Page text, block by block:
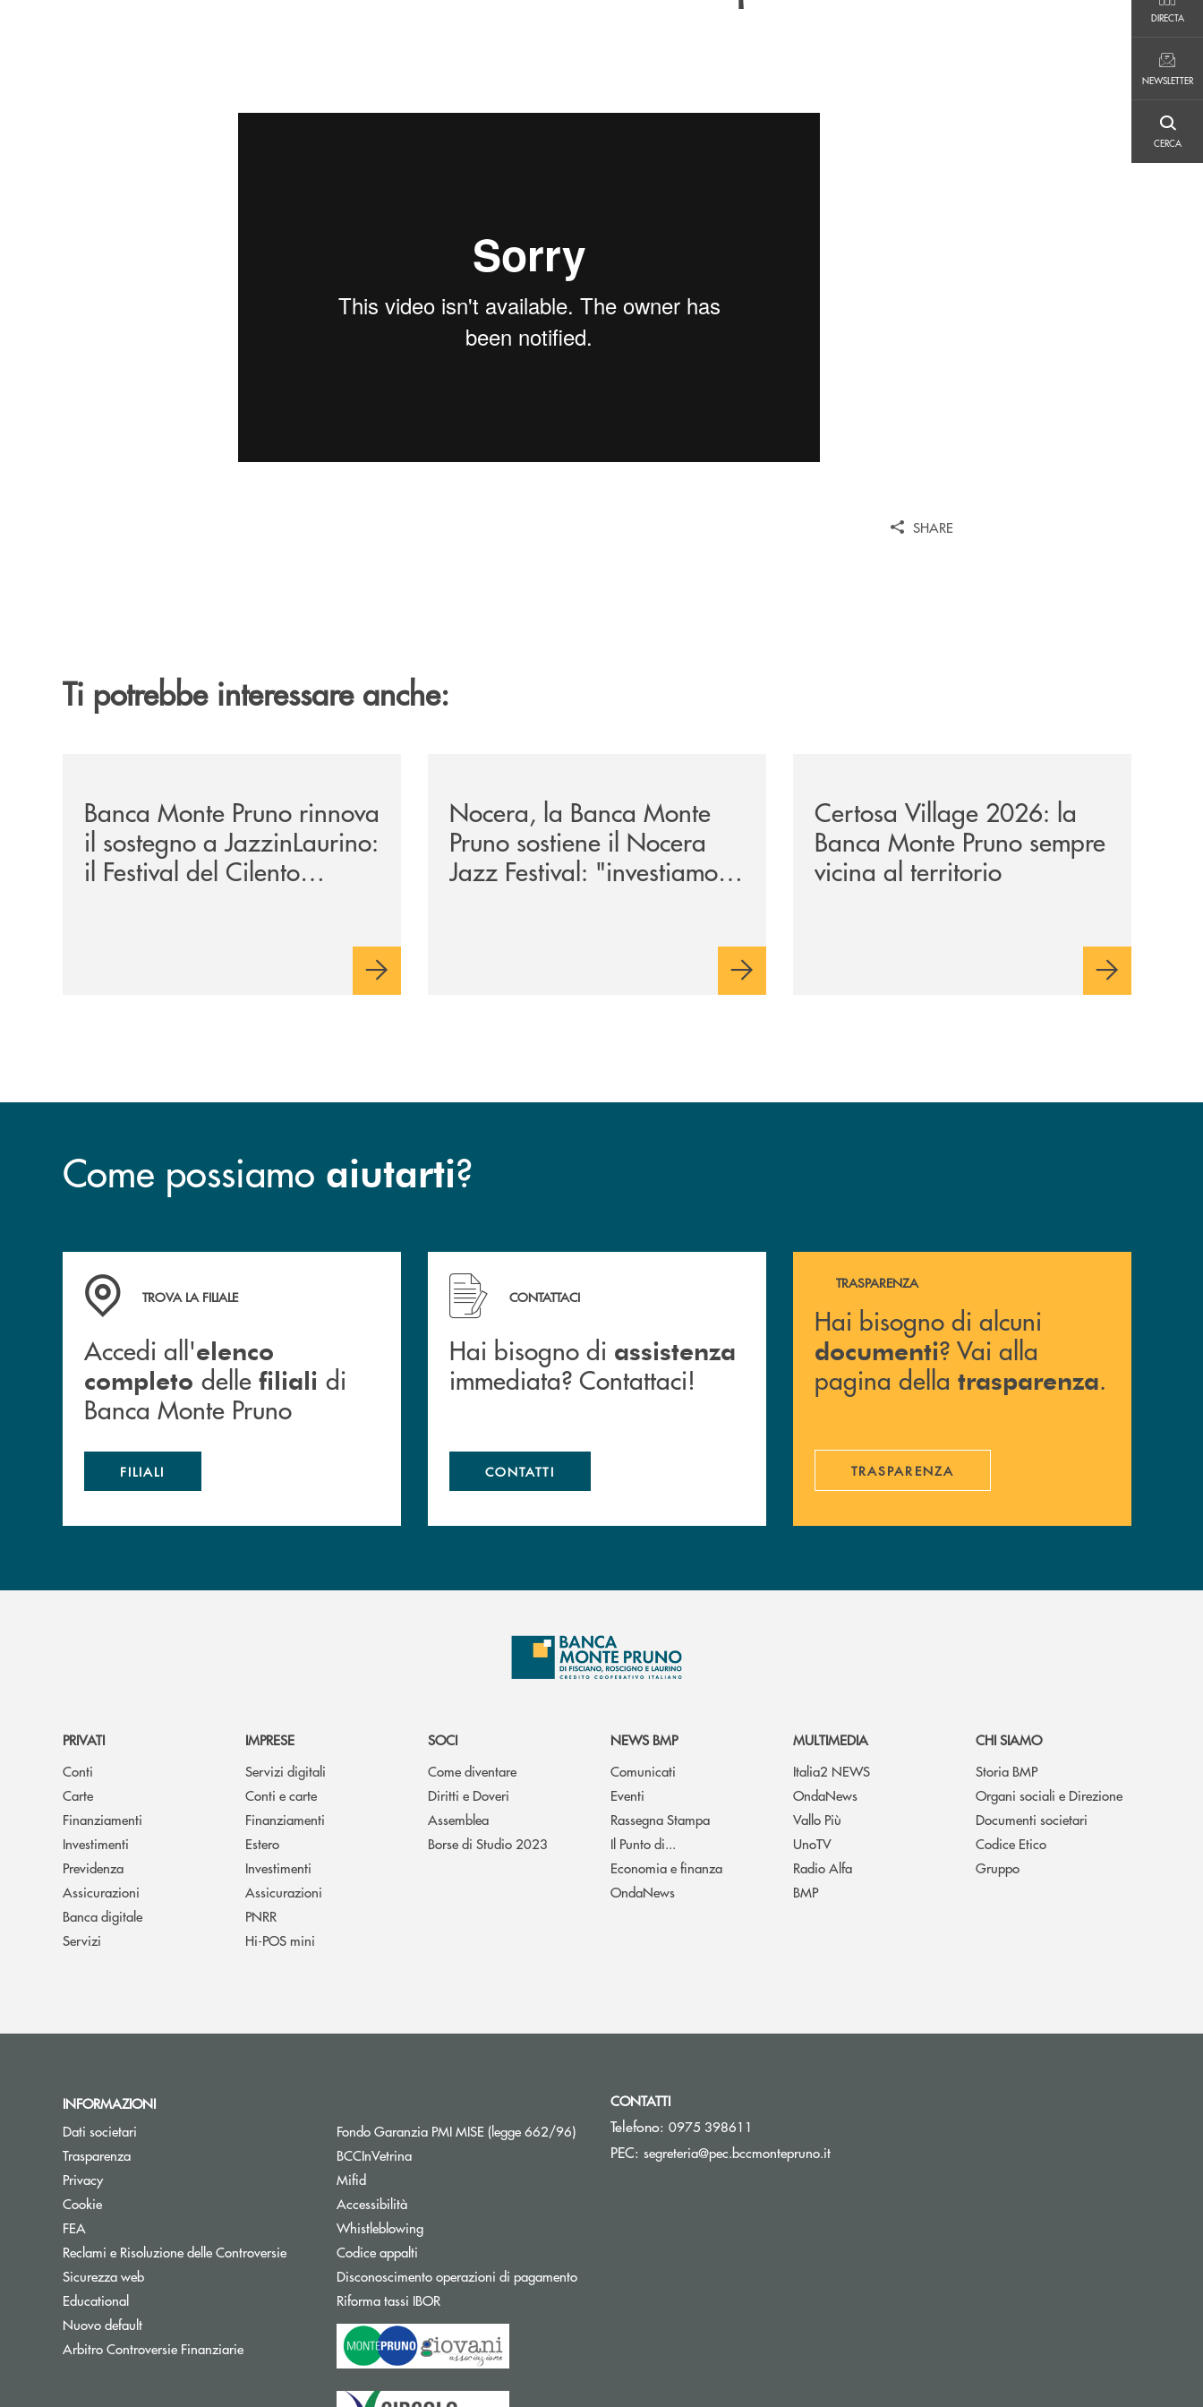
DIRECTA
NEWSLETTER
CERCA
SHARE
Ti potrebbe interessare anche:
Banca Monte Pruno rinnova
il sostegno a JazzinLaurino:
il Festival del Cilento
Nocera, la Banca Monte
Pruno sostiene il Nocera
Jazz Festival: "investiamo
Certosa Village 2026: la
Banca Monte Pruno sempre
vicina al territorio
Come possiamo aiutarti?
Accedi all' elenco completo&nbsp; delle&nbsp; filiali&nbsp; di Banca Monte Pruno
TROVA LA FILIALE
Accedi all'elenco
completo delle filiali di
Banca Monte Pruno
FILIALI
Hai bisogno di assistenza immediata? Contattaci!
CONTATTACI
Hai bisogno di assistenza
immediata? Contattaci!
CONTATTI
Hai bisogno di alcuni documenti ? Vai alla pagina della
TRASPARENZA
Hai bisogno di alcuni
documenti? Vai alla
pagina della trasparenza.
TRASPARENZA
PRIVATI
Conti
Carte
Finanziamenti
Investimenti
Previdenza
Assicurazioni
Banca digitale
Servizi
IMPRESE
Servizi digitali
Conti e carte
Finanziamenti
Estero
Investimenti
Assicurazioni
PNRR
Hi-POS mini
SOCI
Come diventare
Diritti e Doveri
Assemblea
Borse di Studio 2023
NEWS BMP
Comunicati
Eventi
Rassegna Stampa
Il Punto di...
Economia e finanza
OndaNews
MULTIMEDIA
Italia2 NEWS
OndaNews
Vallo Più
UnoTV
Radio Alfa
BMP
CHI SIAMO
Storia BMP
Organi sociali e Direzione
Documenti societari
Codice Etico
Gruppo
INFORMAZIONI
Dati societari
Trasparenza
Privacy
Cookie
FEA
Reclami e Risoluzione delle Controversie
Sicurezza web
Educational
Nuovo default
Arbitro Controversie FinanziarieApre una nuova finestra
Fondo Garanzia PMI MISE (legge 662/96)Apre una nuova finestra
BCCInVetrina
Mifid
Accessibilità
Whistleblowing
Codice appalti
Disconoscimento operazioni di pagamento
Riforma tassi IBORApre una nuova finestra
CONTATTI
Telefono: 0975 398611
PEC: segreteria@pec.bccmontepruno.it(si apre l’app di posta elettronica)